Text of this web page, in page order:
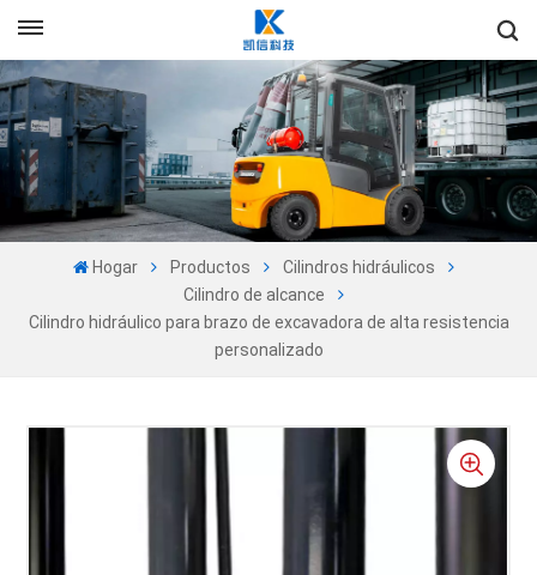
+86-13605525527
en
ru
pt
Hogar Productos
Cilindros hidráulicos
Cilindro de alcance
Cilindro hidráulico para brazo de excavadora de alta resistencia
personalizado